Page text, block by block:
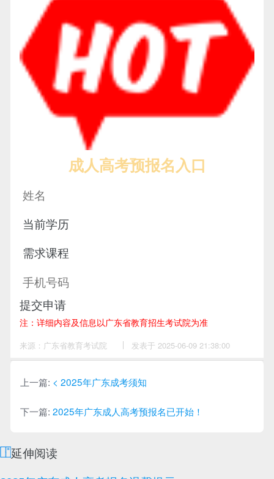
成人高考预报名入口
提交申请
注：详细内容及信息以广东省教育招生考试院为准
来源：广东省教育考试院
卓
师
发表于 2025-06-09 21:38:00
上一篇: < 2025年广东成考须知
下一篇:2025年广东成人高考预报名已开始！
延伸阅读